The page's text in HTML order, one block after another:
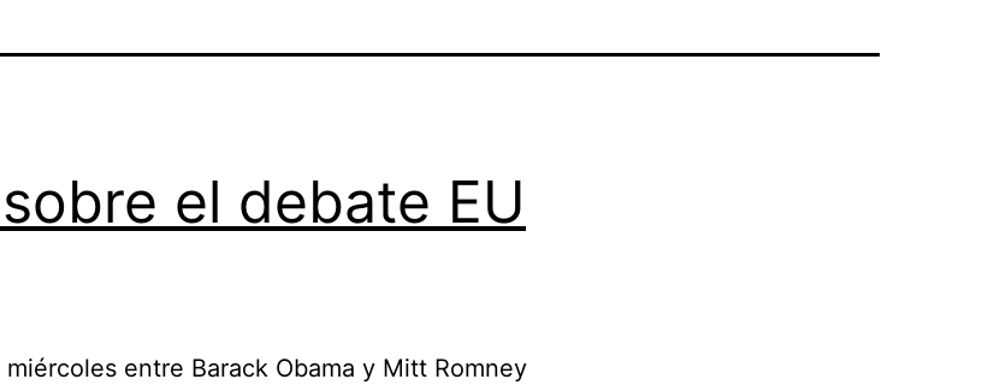
el debate EU
miércoles entre Barack Obama y Mitt Romney